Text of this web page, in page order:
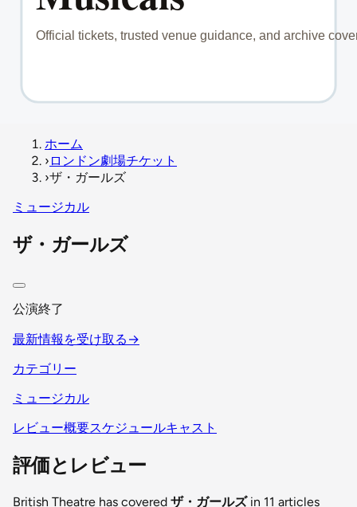
ホーム
› ロンドン劇場チケット
›ザ・ガールズ
ミュージカル
ザ・ガールズ
公演終了
最新情報を受け取る →
カテゴリー
ミュージカル
レビュー概要スケジュールキャスト
評価とレビュー
British Theatre has covered ザ・ガールズin 11 articles